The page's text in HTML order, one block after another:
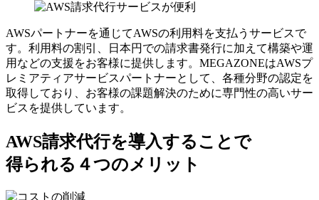
AWSパートナーを通じてAWSの利用料を支払うサービスで
す。利用料の割引、日本円での請求書発行に加えて構築や運
用などの支援をお客様に提供します。MEGAZONEはAWSプ
レミアティアサービスパートナーとして、各種分野の認定を
取得しており、お客様の課題解決のために専門性の高いサー
ビスを提供しています。
AWS請求代行を導入することで
得られる４つのメリット